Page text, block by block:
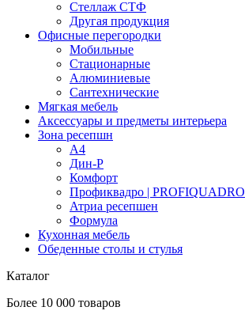
Стеллаж СТФ
Другая продукция
Офисные перегородки
Мобильные
Стационарные
Алюминиевые
Сантехнические
Мягкая мебель
Аксессуары и предметы интерьера
Зона ресепшн
А4
Дин-Р
Комфорт
Профиквадро | PROFIQUADRO
Атриа ресепшен
Формула
Кухонная мебель
Обеденные столы и стулья
Каталог
Более 10 000 товаров